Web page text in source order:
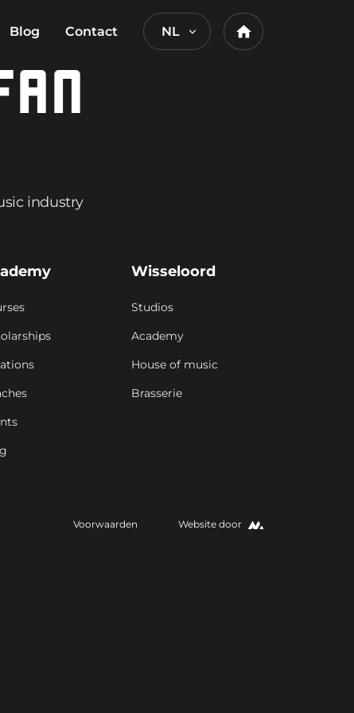
Blog Contact NL Home
industry
Wisseloord
Studios
Academy
House of music
Brasserie
Voorwaarden Website door